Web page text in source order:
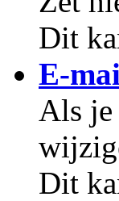
Dit
E-
Als je
Dit